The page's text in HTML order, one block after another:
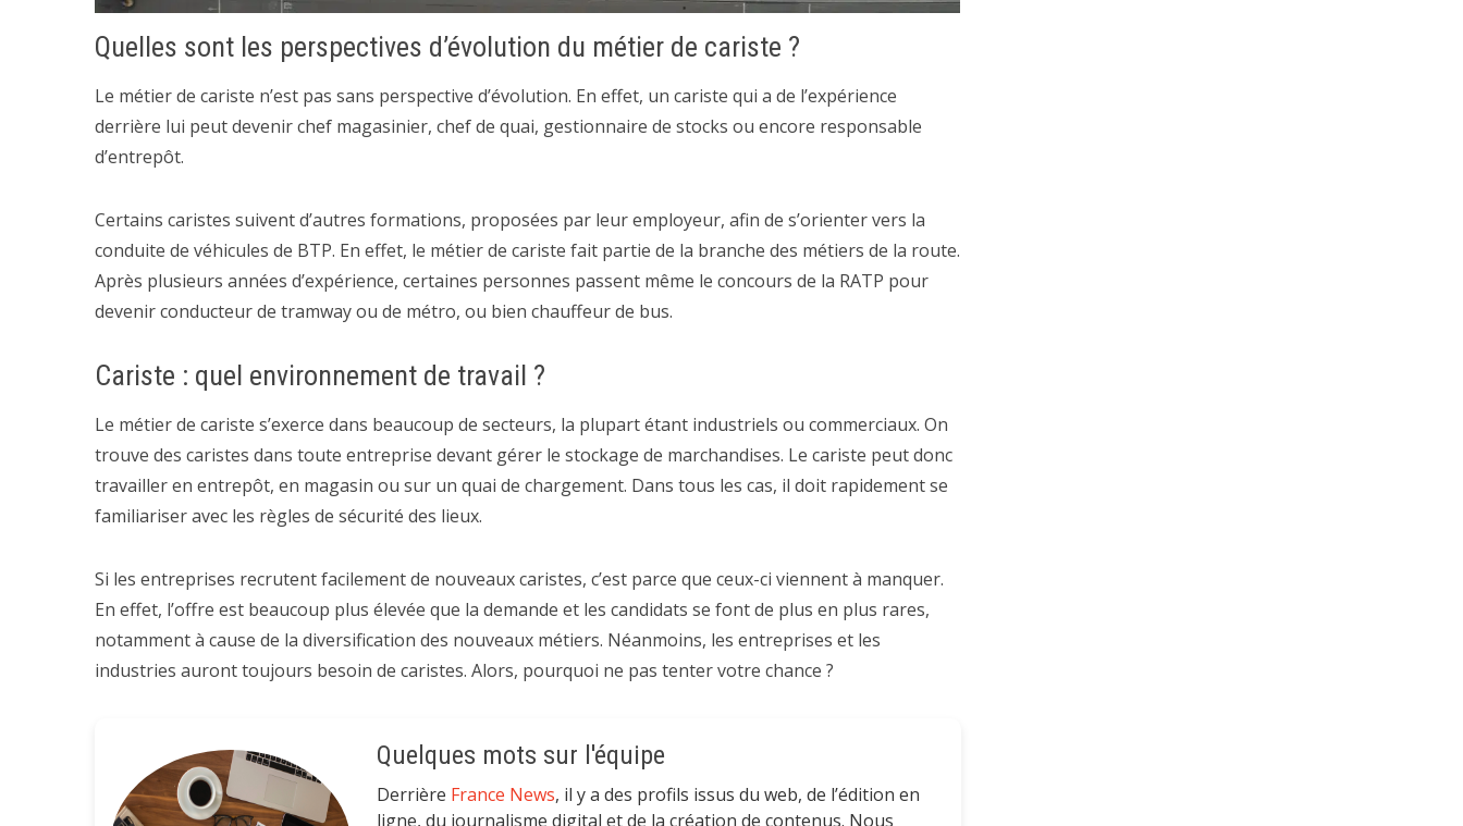
Quelles sont les perspectives d’évolution du métier de cariste ?
Le métier de cariste n’est pas sans perspective d’évolution. En effet, un cariste qui a de l’expérience
derrière lui peut devenir chef magasinier, chef de quai, gestionnaire de stocks ou encore responsable
d’entrepôt.
Certains caristes suivent d’autres formations, proposées par leur employeur, afin de s’orienter vers la
conduite de véhicules de BTP. En effet, le métier de cariste fait partie de la branche des métiers de la route.
Après plusieurs années d’expérience, certaines personnes passent même le concours de la RATP pour
devenir conducteur de tramway ou de métro, ou bien chauffeur de bus.
Cariste : quel environnement de travail ?
Le métier de cariste s’exerce dans beaucoup de secteurs, la plupart étant industriels ou commerciaux. On
trouve des caristes dans toute entreprise devant gérer le stockage de marchandises. Le cariste peut donc
travailler en entrepôt, en magasin ou sur un quai de chargement. Dans tous les cas, il doit rapidement se
familiariser avec les règles de sécurité des lieux.
Si les entreprises recrutent facilement de nouveaux caristes, c’est parce que ceux-ci viennent à manquer.
En effet, l’offre est beaucoup plus élevée que la demande et les candidats se font de plus en plus rares,
notamment à cause de la diversification des nouveaux métiers. Néanmoins, les entreprises et les
industries auront toujours besoin de caristes. Alors, pourquoi ne pas tenter votre chance ?
Quelques mots sur l'équipe
Derrière France News, il y a des profils issus du web, de l’édition en
ligne, du journalisme digital et de la création de contenus. Nous